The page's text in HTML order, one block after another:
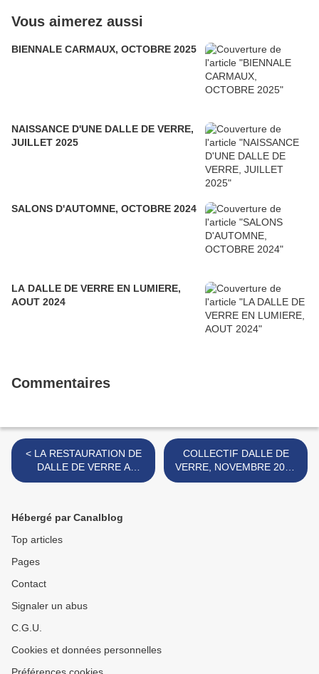
Vous aimerez aussi
BIENNALE CARMAUX, OCTOBRE 2025
NAISSANCE D'UNE DALLE DE VERRE,
JUILLET 2025
SALONS D'AUTOMNE, OCTOBRE 2024
LA DALLE DE VERRE EN LUMIERE,
AOUT 2024
Commentaires
< LA RESTAURATION DE
DALLE DE VERRE A
L'HONNEUR, SEPTEMBRE
COLLECTIF DALLE DE
VERRE, NOVEMBRE 2014
>
Hébergé par Canalblog
Top articles
Pages
Contact
Signaler un abus
C.G.U.
Cookies et données personnelles